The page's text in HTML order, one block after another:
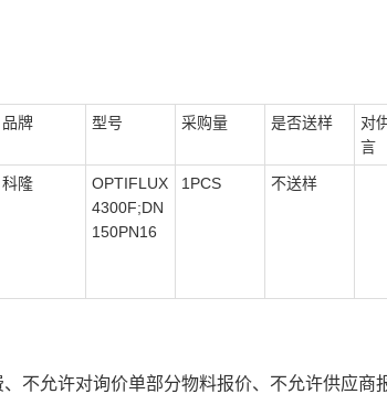
品牌 型号 采购量 是否送样
对
言
科隆
OPTIFLUX
4300F;DN
150PN16
1PCS 不送样
不允许对询价单部分物料报价、不允许供应商